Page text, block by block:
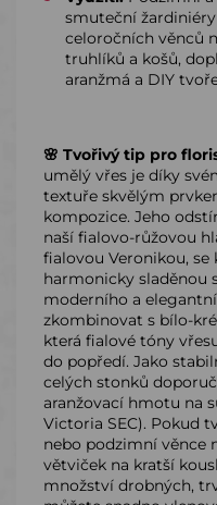
smuteční
celoročních věnců
truhlíků a košů,
aranžmá a DIY
🌸 Tvořivý tip pro
umělý vřes je díky
textuře skvělým
kompozice. Jeho
naší fialovo-růžovou
fialovou Veronikou,
harmonicky sladěnou
moderního a
zkombinovat s bílo-
která fialové tóny
do popředí. Jako
celých stonků
aranžovací hmotu na
Victoria SEC). Pokud
nebo podzimní věnce
větviček na kratší
množství drobných,